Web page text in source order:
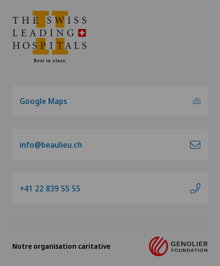
Google Maps
info@beaulieu.ch
+41 22 839 55 55
Notre organisation caritative